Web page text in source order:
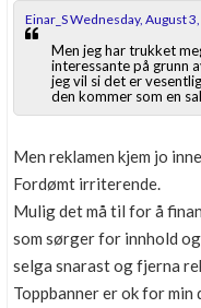
Einar_S Wednesday, August
Men jeg har trukket
interessante på grunn
jeg vil si det er
den kommer som en
Men reklamen kjem jo
Fordømt irriterende.
Mulig det må til for å
som sørger for innhold
selga snarast og fjerna
Toppbanner er ok for min